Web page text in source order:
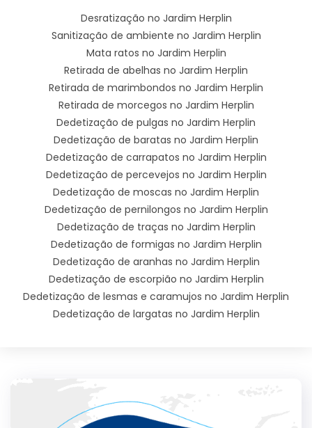
Desratização no Jardim Herplin
Sanitização de ambiente no Jardim Herplin
Mata ratos no Jardim Herplin
Retirada de abelhas no Jardim Herplin
Retirada de marimbondos no Jardim Herplin
Retirada de morcegos no Jardim Herplin
Dedetização de pulgas no Jardim Herplin
Dedetização de baratas no Jardim Herplin
Dedetização de carrapatos no Jardim Herplin
Dedetização de percevejos no Jardim Herplin
Dedetização de moscas no Jardim Herplin
Dedetização de pernilongos no Jardim Herplin
Dedetização de traças no Jardim Herplin
Dedetização de formigas no Jardim Herplin
Dedetização de aranhas no Jardim Herplin
Dedetização de escorpião no Jardim Herplin
Dedetização de lesmas e caramujos no Jardim Herplin
Dedetização de largatas no Jardim Herplin